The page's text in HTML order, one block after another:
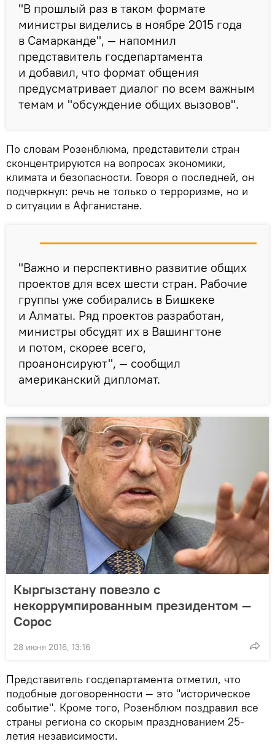
"В прошлый раз в таком формате
министры виделись в ноябре 2015 года
в Самарканде", — напомнил
представитель госдепартамента
и добавил, что формат общения
предусматривает диалог по всем важным
темам и "обсуждение общих вызовов".
По словам Розенблюма, представители стран
сконцентрируются на вопросах экономики,
климата и безопасности. Говоря о последней, он
подчеркнул: речь не только о терроризме, но и
о ситуации в Афганистане.
"Важно и перспективно развитие общих
проектов для всех шести стран. Рабочие
группы уже собирались в Бишкеке
и Алматы. Ряд проектов разработан,
министры обсудят их в Вашингтоне
и потом, скорее всего,
проанонсируют", — сообщил
американский дипломат.
Кыргызстану повезло с
некоррумпированным президентом —
Сорос
28 июня 2016, 13:16
Представитель госдепартамента отметил, что
подобные договоренности — это "историческое
событие". Кроме того, Розенблюм поздравил все
страны региона со скорым празднованием 25-
летия независимости.